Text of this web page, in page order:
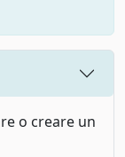
o creare un